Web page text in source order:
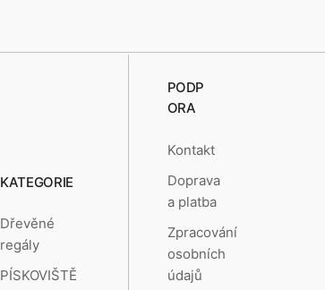
KATEGORIE
Dřevěné
regály
PÍSKOVIŠTĚ
PODP
ORA
Kontakt
Doprava
a platba
Zpracování
osobních
údajů